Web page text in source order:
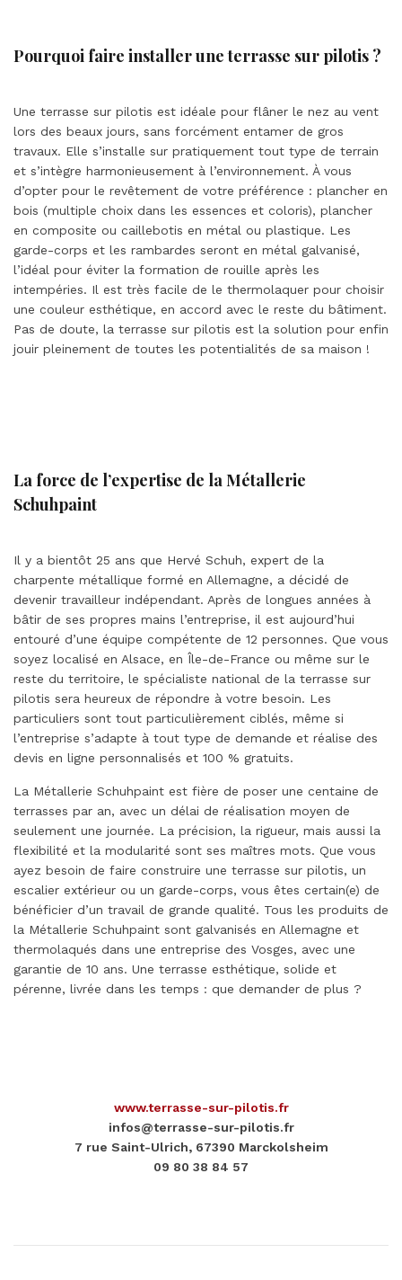
Pourquoi faire installer une terrasse sur pilotis ?
Une terrasse sur pilotis est idéale pour flâner le nez au vent
lors des beaux jours, sans forcément entamer de gros
travaux. Elle s’installe sur pratiquement tout type de terrain
et s’intègre harmonieusement à l’environnement. À vous
d’opter pour le revêtement de votre préférence : plancher en
bois (multiple choix dans les essences et coloris), plancher
en composite ou caillebotis en métal ou plastique. Les
garde-corps et les rambardes seront en métal galvanisé,
l’idéal pour éviter la formation de rouille après les
intempéries. Il est très facile de le thermolaquer pour choisir
une couleur esthétique, en accord avec le reste du bâtiment.
Pas de doute, la terrasse sur pilotis est la solution pour enfin
jouir pleinement de toutes les potentialités de sa maison !
La force de l’expertise de la Métallerie
Schuhpaint
Il y a bientôt 25 ans que Hervé Schuh, expert de la
charpente métallique formé en Allemagne, a décidé de
devenir travailleur indépendant. Après de longues années à
bâtir de ses propres mains l’entreprise, il est aujourd’hui
entouré d’une équipe compétente de 12 personnes. Que vous
soyez localisé en Alsace, en Île-de-France ou même sur le
reste du territoire, le spécialiste national de la terrasse sur
pilotis sera heureux de répondre à votre besoin. Les
particuliers sont tout particulièrement ciblés, même si
l’entreprise s’adapte à tout type de demande et réalise des
devis en ligne personnalisés et 100 % gratuits.
La Métallerie Schuhpaint est fière de poser une centaine de
terrasses par an, avec un délai de réalisation moyen de
seulement une journée. La précision, la rigueur, mais aussi la
flexibilité et la modularité sont ses maîtres mots. Que vous
ayez besoin de faire construire une terrasse sur pilotis, un
escalier extérieur ou un garde-corps, vous êtes certain(e) de
bénéficier d’un travail de grande qualité. Tous les produits de
la Métallerie Schuhpaint sont galvanisés en Allemagne et
thermolaqués dans une entreprise des Vosges, avec une
garantie de 10 ans. Une terrasse esthétique, solide et
pérenne, livrée dans les temps : que demander de plus ?
www.terrasse-sur-pilotis.fr
infos@terrasse-sur-pilotis.fr
7 rue Saint-Ulrich, 67390 Marckolsheim
09 80 38 84 57